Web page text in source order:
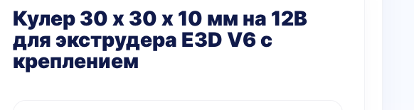
Кулер 30 x 30 х 10 мм на 12В
для экструдера E3D V6 с
креплением